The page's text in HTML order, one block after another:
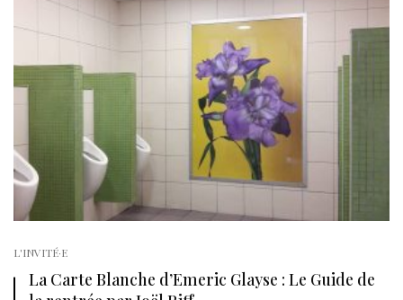
L'INVITÉ·E
La Carte Blanche d’Emeric Glayse : Le Guide de